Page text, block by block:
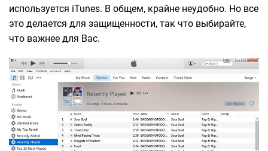
используется iTunes. В общем, крайне неудобно. Но все
это делается для защищенности, так что выбирайте,
что важнее для Вас.